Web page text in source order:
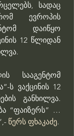
სადაც
ევროპის
დაიწყო
12 წლიდან
სააგენტომ
ს ვაქცინის 12
განხილვა.
“ფაიზერს” …
წერს ფხაკაძე.